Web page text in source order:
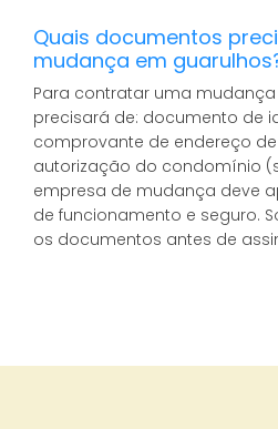
Quais documentos
mudança em
Para contratar uma
precisará de: documento de
comprovante de endereço
autorização do condomínio
empresa de mudança deve
de funcionamento e seguro.
os documentos antes de